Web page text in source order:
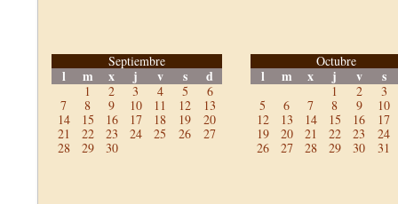
Septiembre
l m x j v s d
1 2 3 4 5
6
7
8 9 10 11 12
13
14
15 16 17 18 19
20
21
22 23 24 25 26
27
28
29 30
Octubre
l m x j v s
1 2
3
5
6 7 8 9
10
12
13 14 15 16
17
19
20 21 22 23
24
26
27 28 29 30 31